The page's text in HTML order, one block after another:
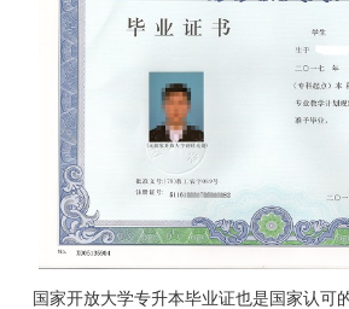
国家开放大学专升本毕业证也是国家认可